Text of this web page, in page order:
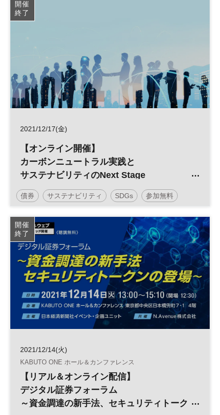
開催
終了
2021/12/17(金)
【オンライン開催】
カーボンニュートラル実践と
サステナビリティのNext Stage
～真のSDGs達成を目指して～
債券 サステナビリティ SDGs 参加無料
開催
終了
2021/12/14(火)
KABUTO ONE ホール＆カンファレンス
【リアル＆オンライン配信】
デジタル証券フォーラム
～資金調達の新手法、セキュリティトーク